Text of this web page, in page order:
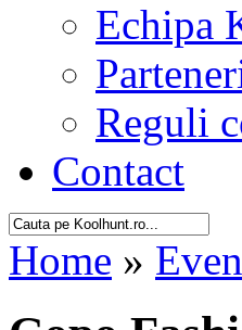
Echipa
Reguli
Contact
Home »